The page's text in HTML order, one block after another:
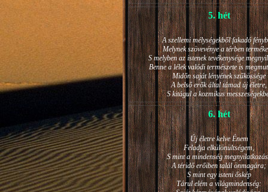
5. hét
A szellemi mélységekből fakadó
Melynek szövevénye a térben
S melyben az istenek tevékenysége
Benne a lélek valódi természete is
Midőn saját lényének szűkössége
A belső erők által támad új életre,
S kitágul a kozmikus
6. hét
Új életre kelve Énem
Feladja elkülönültségem,
S mint a mindenség
A téridő erőiben talál önmagára;
S mint egy isteni őskép
Tárul elém a világmindenség: